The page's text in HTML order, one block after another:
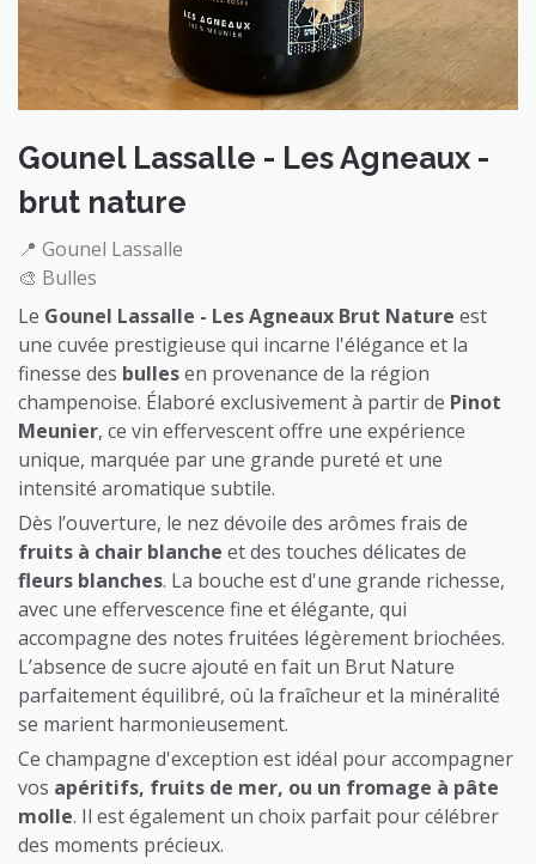
Gounel Lassalle - Les Agneaux -
brut nature
📍 Gounel Lassalle
🎨 Bulles
Le Gounel Lassalle - Les Agneaux Brut Nature est
une cuvée prestigieuse qui incarne l'élégance et la
finesse des bullesen provenance de la région
champenoise. Élaboré exclusivement à partir de Pinot
Meunier, ce vin effervescent offre une expérience
unique, marquée par une grande pureté et une
intensité aromatique subtile.
Dès l’ouverture, le nez dévoile des arômes frais de
fruits à chair blanche et des touches délicates de
fleurs blanches. La bouche est d'une grande richesse,
avec une effervescence fine et élégante, qui
accompagne des notes fruitées légèrement briochées.
L’absence de sucre ajouté en fait un Brut Nature
parfaitement équilibré, où la fraîcheur et la minéralité
se marient harmonieusement.
Ce champagne d'exception est idéal pour accompagner
vos apéritifs, fruits de mer, ou un fromage à pâte
molle. Il est également un choix parfait pour célébrer
des moments précieux.